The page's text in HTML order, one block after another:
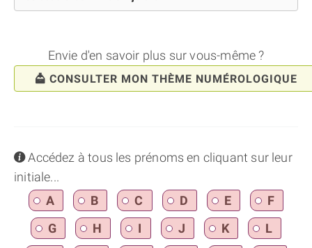
Envie d'en savoir plus sur vous-même ?
CONSULTER MON THÈME NUMÉROLOGIQUE
infoAccédez à tous les prénoms en cliquant sur leur
initiale...
A
B C D E
F
G
H I J K
L